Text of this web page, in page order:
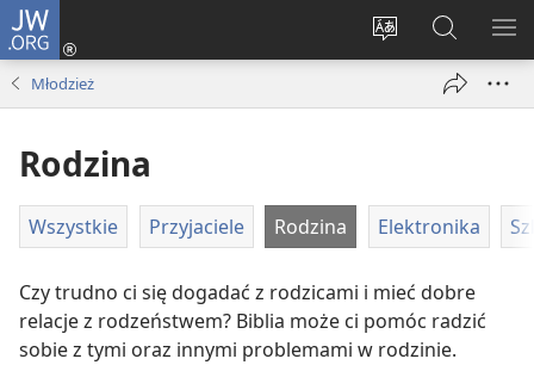
JW.ORG
Wybór
Logowanie
(opens
Szukaj
na
JW.ORG
Młodzież
Rodzina
Wszystkie Przyjaciele Rodzina Elektronika
Czy trudno ci się dogadać z rodzicami i mieć dobre
relacje z rodzeństwem? Biblia może ci pomóc radzić
sobie z tymi oraz innymi problemami w rodzinie.